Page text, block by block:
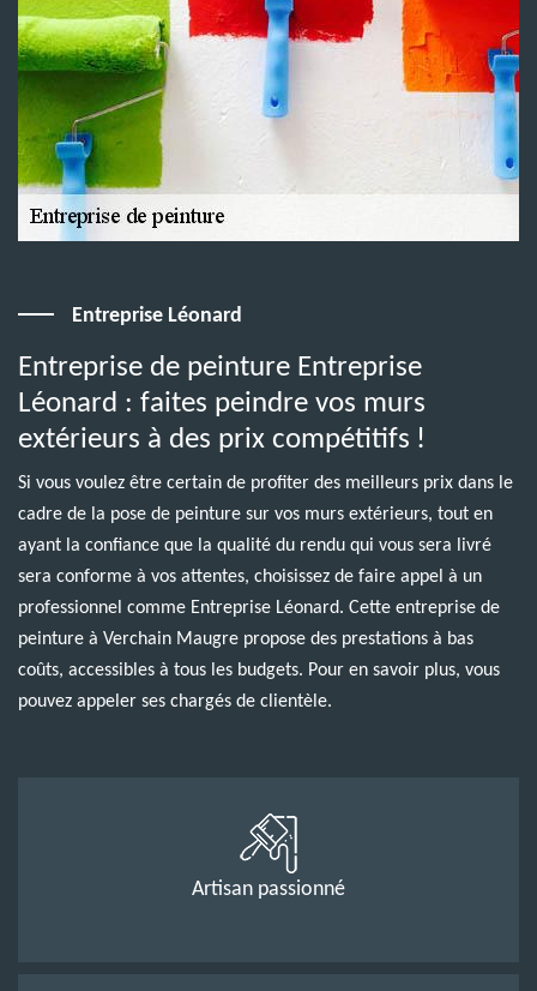
Entreprise Léonard
Entreprise de peinture Entreprise
Léonard : faites peindre vos murs
extérieurs à des prix compétitifs !
Si vous voulez être certain de profiter des meilleurs prix dans le
cadre de la pose de peinture sur vos murs extérieurs, tout en
ayant la confiance que la qualité du rendu qui vous sera livré
sera conforme à vos attentes, choisissez de faire appel à un
professionnel comme Entreprise Léonard. Cette entreprise de
peinture à Verchain Maugre propose des prestations à bas
coûts, accessibles à tous les budgets. Pour en savoir plus, vous
pouvez appeler ses chargés de clientèle.
Artisan passionné